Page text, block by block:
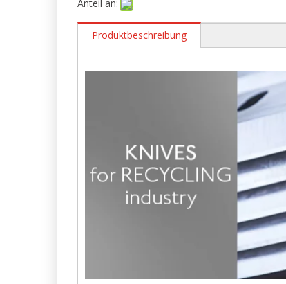
Anteil an:
Produktbeschreibung